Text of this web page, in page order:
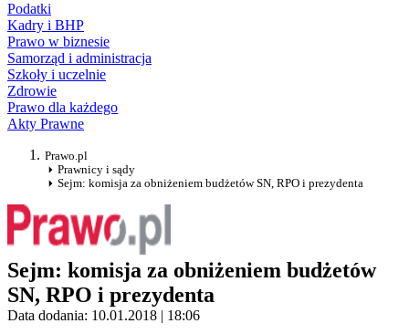
Podatki
Kadry i BHP
Prawo w biznesie
Samorząd i administracja
Szkoły i uczelnie
Zdrowie
Prawo dla każdego
Akty Prawne
Prawo.pl
Prawnicy i sądy
Sejm: komisja za obniżeniem budżetów SN, RPO i prezydenta
Sejm: komisja za obniżeniem budżetów
SN, RPO i prezydenta
Data dodania: 10.01.2018 | 18:06